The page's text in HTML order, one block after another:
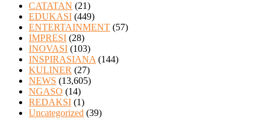
CATATAN (21)
EDUKASI (449)
ENTERTAINMENT (57)
IMPRESI (28)
INOVASI (103)
INSPIRASIANA (144)
KULINER (27)
NEWS (13,605)
NGASO (14)
REDAKSI (1)
Uncategorized (39)